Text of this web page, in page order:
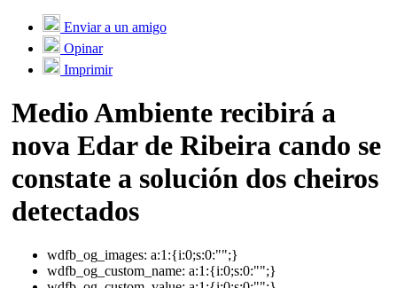
Enviar a un amigo
Opinar
Imprimir
Medio Ambiente recibirá a
nova Edar de Ribeira cando se
constate a solución dos cheiros
detectados
wdfb_og_images: a:1:{i:0;s:0:"";}
wdfb_og_custom_name: a:1:{i:0;s:0:"";}